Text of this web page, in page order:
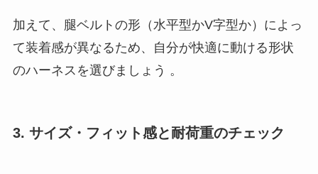
加えて、腿ベルトの形（水平型かV字型か）によっ
て装着感が異なるため、自分が快適に動ける形状
のハーネスを選びましょう 。
3. サイズ・フィット感と耐荷重のチェック